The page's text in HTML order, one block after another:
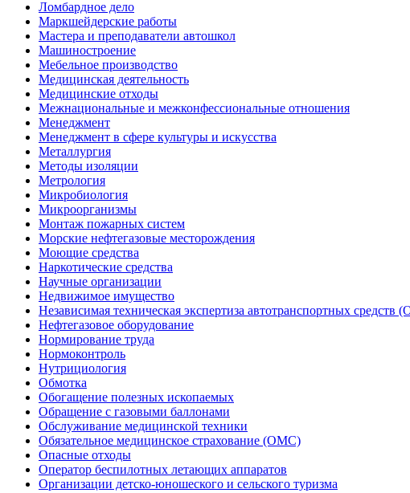
Ломбардное дело
Маркшейдерские работы
Мастера и преподаватели автошкол
Машиностроение
Мебельное производство
Медицинская деятельность
Медицинские отходы
Межнациональные и межконфессиональные отношения
Менеджмент
Менеджмент в сфере культуры и искусства
Металлургия
Методы изоляции
Метрология
Микробиология
Микроорганизмы
Монтаж пожарных систем
Морские нефтегазовые месторождения
Моющие средства
Наркотические средства
Научные организации
Недвижимое имущество
Независимая техническая экспертиза автотранспортных
Нефтегазовое оборудование
Нормирование труда
Нормоконтроль
Нутрициология
Обмотка
Обогащение полезных ископаемых
Обращение с газовыми баллонами
Обслуживание медицинской техники
Обязательное медицинское страхование (ОМС)
Опасные отходы
Оператор беспилотных летающих аппаратов
Организации детско-юношеского и сельского туризма